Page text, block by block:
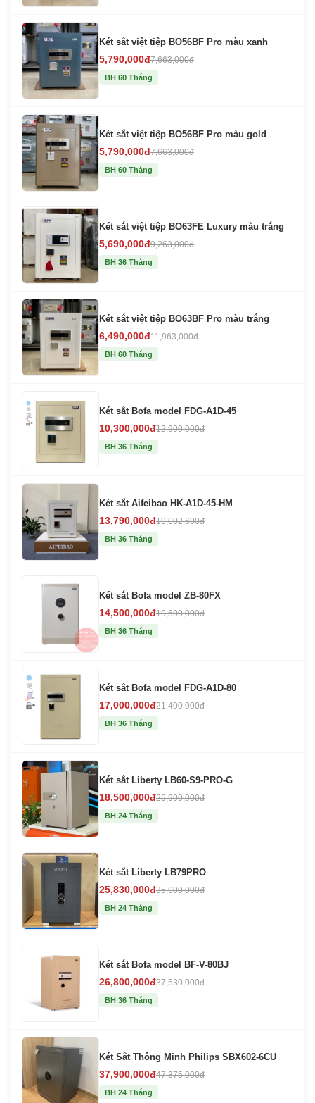
Két sắt việt tiệp BO56BF Pro màu xanh
5,790,000đ7,663,000đ
BH 60 Tháng
Két sắt việt tiệp BO56BF Pro màu gold
5,790,000đ7,663,000đ
BH 60 Tháng
Két sắt việt tiệp BO63FE Luxury màu trắng
5,690,000đ9,263,000đ
BH 36 Tháng
Két sắt việt tiệp BO63BF Pro màu trắng
6,490,000đ11,963,000đ
BH 60 Tháng
Két sắt Bofa model FDG-A1D-45
10,300,000đ12,900,000đ
BH 36 Tháng
Két sắt Aifeibao HK-A1D-45-HM
13,790,000đ19,002,600đ
BH 36 Tháng
Két sắt Bofa model ZB-80FX
14,500,000đ19,500,000đ
BH 36 Tháng
Két sắt Bofa model FDG-A1D-80
17,000,000đ21,400,000đ
BH 36 Tháng
Két sắt Liberty LB60-S9-PRO-G
18,500,000đ25,900,000đ
BH 24 Tháng
Két sắt Liberty LB79PRO
25,830,000đ35,900,000đ
BH 24 Tháng
Két sắt Bofa model BF-V-80BJ
26,800,000đ37,530,000đ
BH 36 Tháng
Két Sắt Thông Minh Philips SBX602-6CU
37,900,000đ47,375,000đ
BH 24 Tháng